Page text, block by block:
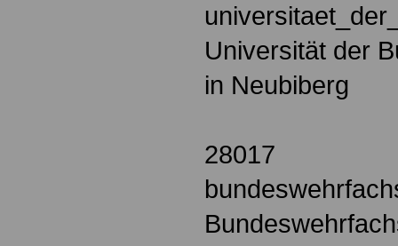
Universität der
in Neubiberg
28017